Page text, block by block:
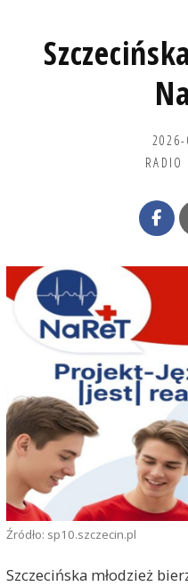
RADIO
Źródło: sp10.szczecin.pl
Szczecińska młodzież